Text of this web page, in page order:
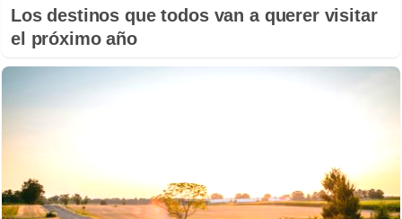
Los destinos que todos van a querer visitar
el próximo año